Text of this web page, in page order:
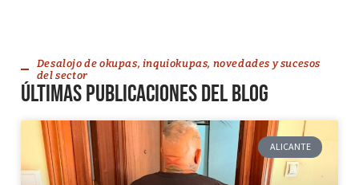
Desalojo de okupas, inquiokupas, novedades y sucesos
del sector
Últimas publicaciones del blog
ALICANTE